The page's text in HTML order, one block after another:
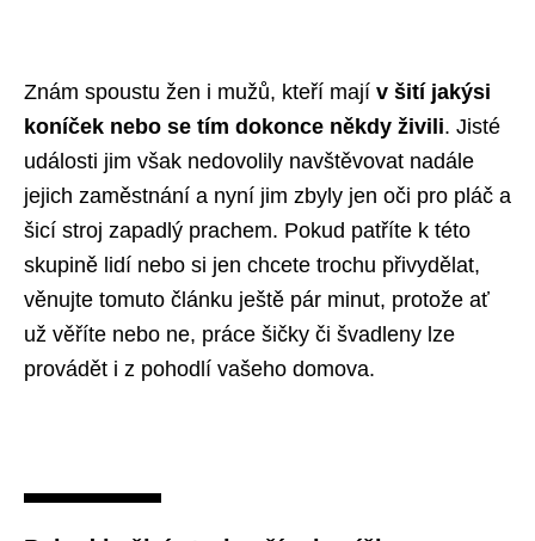
Znám spoustu žen i mužů, kteří mají v šití jakýsi
koníček nebo se tím dokonce někdy živili. Jisté
události jim však nedovolily navštěvovat nadále
jejich zaměstnání a nyní jim zbyly jen oči pro pláč a
šicí stroj zapadlý prachem. Pokud patříte k této
skupině lidí nebo si jen chcete trochu přivydělat,
věnujte tomuto článku ještě pár minut, protože ať
už věříte nebo ne, práce šičky či švadleny lze
provádět i z pohodlí vašeho domova.